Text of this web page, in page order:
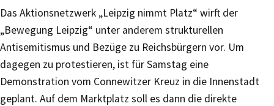
Das Aktionsnetzwerk „Leipzig nimmt Platz“ wirft der
„Bewegung Leipzig“ unter anderem strukturellen
Antisemitismus und Bezüge zu Reichsbürgern vor. Um
dagegen zu protestieren, ist für Samstag eine
Demonstration vom Connewitzer Kreuz in die Innenstadt
geplant. Auf dem Marktplatz soll es dann die direkte